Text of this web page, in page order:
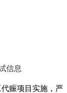
信息
赈项目实施，严